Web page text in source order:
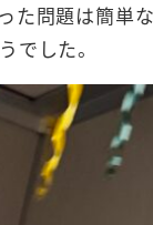
た問題は簡単
でした。